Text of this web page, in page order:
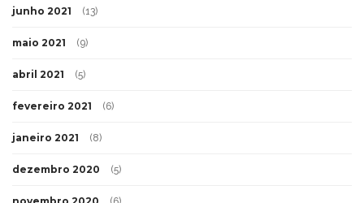
junho 2021 (13)
maio 2021 (9)
abril 2021 (5)
fevereiro 2021 (6)
janeiro 2021 (8)
dezembro 2020 (5)